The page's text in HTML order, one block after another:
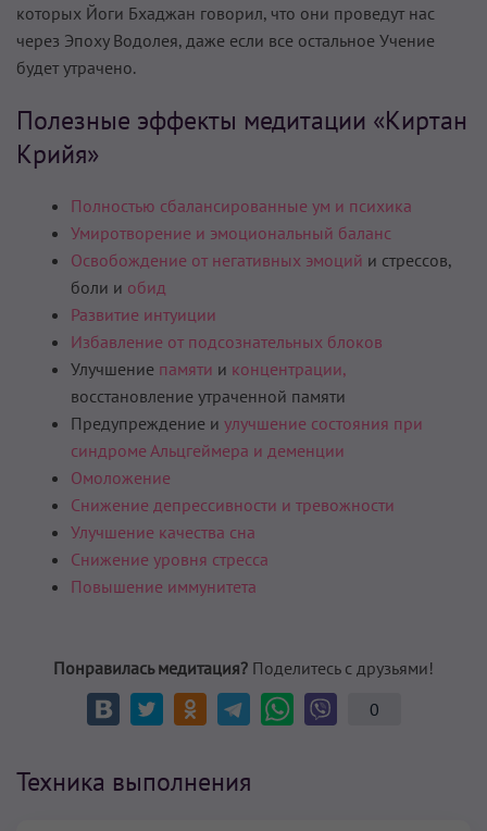
которых Йоги Бхаджан говорил, что они проведут нас
через Эпоху Водолея, даже если все остальное Учение
будет утрачено.
Полезные эффекты медитации «Киртан
Крийя»
Полностью сбалансированные ум и психика
Умиротворение и эмоциональный баланс
Освобождение от негативных эмоций и стрессов,
боли и обид
Развитие интуиции
Избавление от подсознательных блоков
Улучшение памяти и концентрации,
восстановление утраченной памяти
Предупреждение и улучшение состояния при
синдроме Альцгеймера и деменции
Омоложение
Снижение депрессивности и тревожности
Улучшение качества сна
Снижение уровня стресса
Повышение иммунитета
Понравилась медитация? Поделитесь с друзьями!
0
Техника выполнения